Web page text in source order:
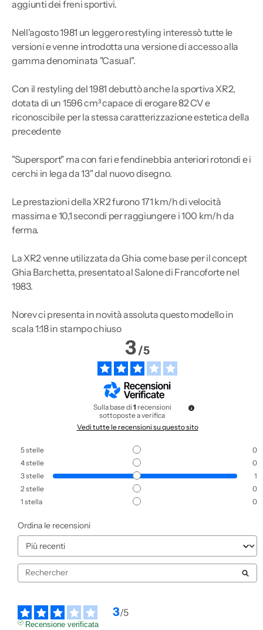
aggiunti dei freni sportivi.
Nell'agosto 1981 un leggero restyling interessò tutte le
versioni e venne introdotta una versione di accesso alla
gamma denominata "Casual".
Con il restyling del 1981 debuttò anche la sportiva XR2,
dotata di un 1596 cm³ capace di erogare 82 CV e
riconoscibile per la stessa caratterizzazione estetica della
precedente
"Supersport" ma con fari e fendinebbia anteriori rotondi e i
cerchi in lega da 13" dal nuovo disegno.
Le prestazioni della XR2 furono 171 km/h di velocità
massima e 10,1 secondi per raggiungere i 100 km/h da
ferma.
La XR2 venne utilizzata da Ghia come base per il concept
Ghia Barchetta, presentato al Salone di Francoforte nel
1983.
Norev ci presenta in novità assoluta questo modello in
scala 1:18 in stampo chiuso
3/5
Sulla base di 1 recensioni
sottoposte a verifica
Vedi tutte le recensioni su questo sito
5stelle
0
4stelle
0
3stelle
1
2 stelle
0
1 stella 0
Ordina le recensioni
3/5
Recensione verificata